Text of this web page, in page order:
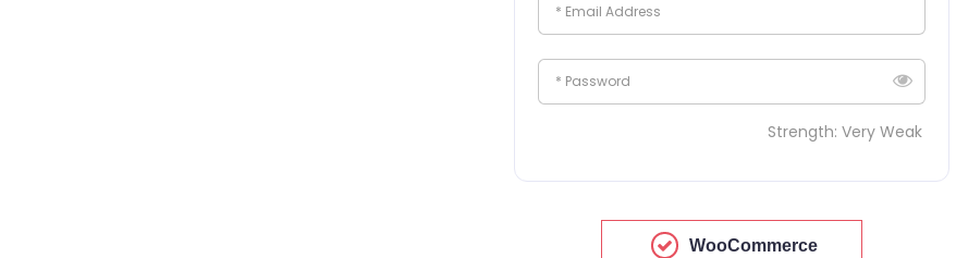
* Email Address
* Password
Strength: Very Weak
WooCommerce